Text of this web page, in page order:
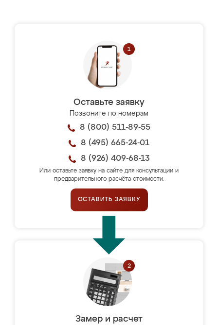
Оставьте заявку
Позвоните по номерам
8 (800) 511-89-55
8 (495) 665-24-01
8 (926) 409-68-13
Или оставьте заявку на сайте для консультации и
предварительного расчёта стоимости.
ОСТАВИТЬ ЗАЯВКУ
Замер и расчет